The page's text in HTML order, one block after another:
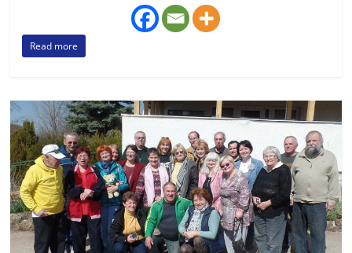
Read more